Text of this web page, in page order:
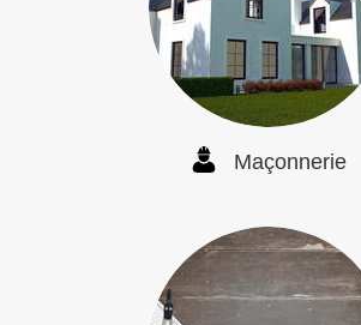
Maçonnerie